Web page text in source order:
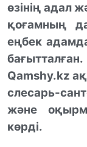
өзінің адал
қоғамның
еңбек
бағытталған.
Qamshy.kz
слесарь-
және
көрді.